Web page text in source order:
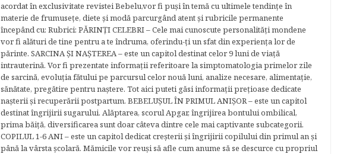
acordat în exclusivitate revistei Bebelu,vor fi puşi în temă cu ultimele tendinţe în
materie de frumuseţe, diete şi modă parcurgând atent şi rubricile permanente
începând cu: Rubrici: PĂRINŢI CELEBRI – Cele mai cunoscute personalităţi mondene
vor fi alături de tine pentru a te îndruma, oferindu-ţi un sfat din experienţa lor de
părinte. SARCINA ŞI NAŞTEREA – este un capitol destinat celor 9 luni de viaţă
intrauterină. Vor fi prezentate informaţii referitoare la simptomatologia primelor zile
de sarcină, evoluţia fătului pe parcursul celor nouă luni, analize necesare, alimentaţie,
sănătate, pregătire pentru naştere. Tot aici puteti găsi informaţii preţioase dedicate
naşterii şi recuperării postpartum. BEBELUŞUL ÎN PRIMUL ANIŞOR – este un capitol
destinat îngrijirii sugarului. Alăptarea, scorul Apgar, îngrijirea bontului ombilical,
prima băiţă, diversificarea sunt doar câteva dintre cele mai captivante subcategorii.
COPILUL 1-6 ANI – este un capitol dedicat creşterii şi îngrijirii copilului din primul an şi
până la vârsta şcolară. Mămicile vor reuşi să afle cum anume să se descurce cu propriul